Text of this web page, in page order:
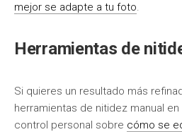
mejor se adapte a tu foto.
Herramientas de
Si quieres un resultado más
herramientas de nitidez manual
control personal sobre cómo se